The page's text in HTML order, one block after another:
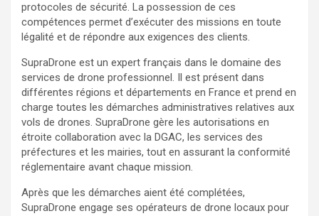
protocoles de sécurité. La possession de ces
compétences permet d’exécuter des missions en toute
légalité et de répondre aux exigences des clients.
SupraDrone est un expert français dans le domaine des
services de drone professionnel. Il est présent dans
différentes régions et départements en France et prend en
charge toutes les démarches administratives relatives aux
vols de drones. SupraDrone gère les autorisations en
étroite collaboration avec la DGAC, les services des
préfectures et les mairies, tout en assurant la conformité
réglementaire avant chaque mission.
Après que les démarches aient été complétées,
SupraDrone engage ses opérateurs de drone locaux pour